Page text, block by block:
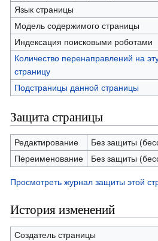
Язык страницы
Модель содержимого страницы
Индексация поисковыми роботами
Количество перенаправлений на
страницу
Подстраницы данной страницы
Защита страницы
Редактирование
Без защиты
Переименование
Без защиты
Просмотреть журнал защиты этой
История изменений
Создатель страницы